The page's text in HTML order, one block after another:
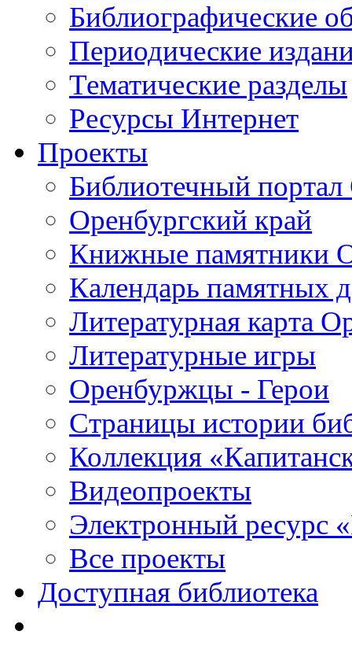
Библиографические
Периодические
Тематические разделы
Ресурсы Интернет
Проекты
Библиотечный портал
Оренбургский край
Книжные памятники
Календарь памятных
Литературная карта
Литературные игры
Оренбуржцы - Герои
Страницы истории
Коллекция
Видеопроекты
Электронный ресурс
Все проекты
Доступная библиотека